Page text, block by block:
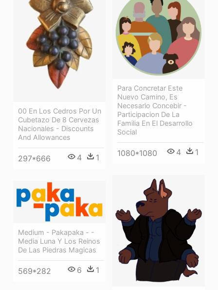
00 En Los Cedros Por Un
Cubetazo De 8 Cervezas
Nacionales - Discounts
And Allowances
297*666 4 1
Para Concretar Este
Nuevo Camino, Es
Necesario Concebir -
Participacion De La
Familia En El Desarrollo
Social
1080*1080 4 1
Medium - Pakapaka - -
Media Luna Y Los Reinos
De Las Piedras Magicas
569*282 6 1